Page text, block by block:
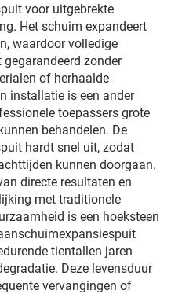
voor uitgebrekte
Het schuim expandeert
waardoor volledige
zonder
of herhaalde
installatie is een ander
toepassers grote
behandelen. De
hardt snel uit, zodat
kunnen doorgaan.
directe resultaten en
met traditionele
is een hoeksteen
tientallen jaren
Deze levensduur
vervangingen of